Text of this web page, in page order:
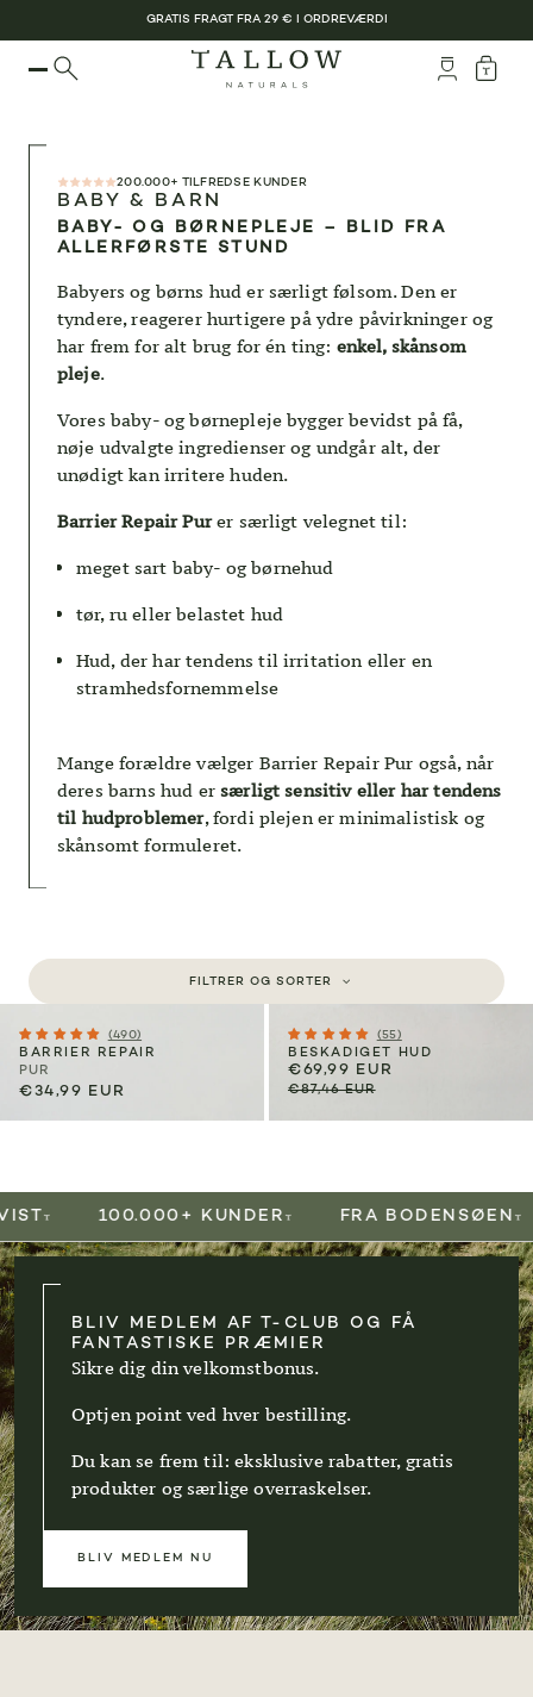
GRATIS FRAGT FRA 29 € I ORDREVÆRDI
200.000+ TILFREDSE KUNDER
BABY & BARN
BABY- OG BØRNEPLEJE – BLID FRA
ALLERFØRSTE STUND
Babyers og børns hud er særligt følsom. Den er
tyndere, reagerer hurtigere på ydre påvirkninger og
har frem for alt brug for én ting: enkel, skånsom
pleje.
Vores baby- og børnepleje bygger bevidst på få,
nøje udvalgte ingredienser og undgår alt, der
unødigt kan irritere huden.
Barrier Repair Purer særligt velegnet til:
meget sart baby- og børnehud
tør, ru eller belastet hud
Hud, der har tendens til irritation eller en
stramhedsfornemmelse
Mange forældre vælger Barrier Repair Pur også, når
deres barns hud ersærligt sensitiv eller har tendens
til hudproblemer, fordi plejen er minimalistisk og
skånsomt formuleret.
FILTRER OG SORTER
(490)
BARRIER REPAIR
PUR
€34,99 EUR
(55)
BESKADIGET HUD
€69,99 EUR
€87,46 EUR
100.000+ KUNDER FRA BODENSØEN
BLIV MEDLEM AF T-CLUB OG FÅ
FANTASTISKE PRÆMIER
Sikre dig din velkomstbonus.
Optjen point ved hver bestilling.
Du kan se frem til: eksklusive rabatter, gratis
produkter og særlige overraskelser.
BLIV MEDLEM NU